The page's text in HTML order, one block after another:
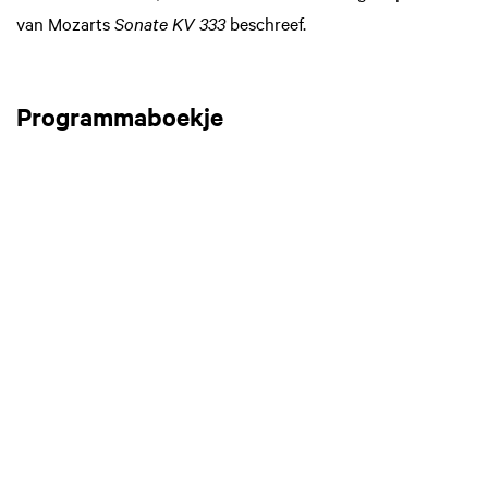
van MozartsSonate KV 333beschreef.
Programmaboekje